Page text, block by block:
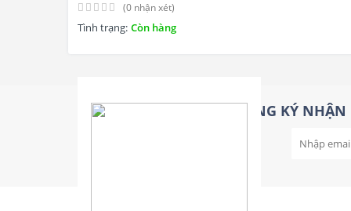
Độ Phủ Màu Đạt 95%
(0 nhận xét)
Tình trạng: Còn hàng
ĐĂNG KÝ